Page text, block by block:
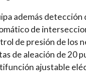
además
de
de presión de los
de aleación de 20
ajustable